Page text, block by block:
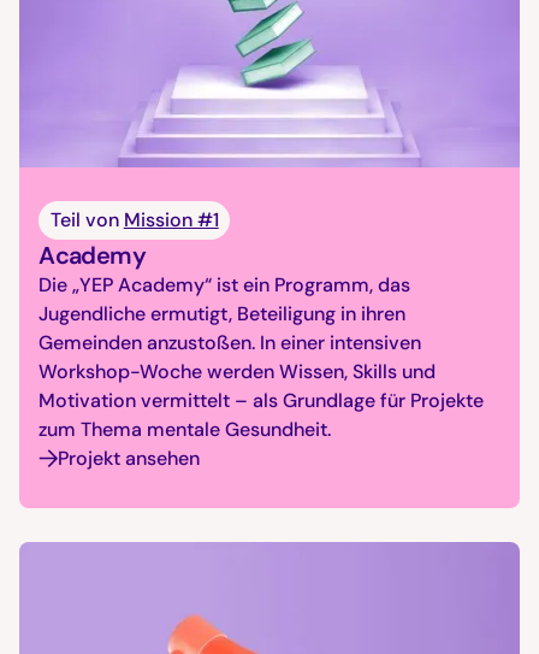
Teil von Mission #1
Academy
Die „YEP Academy“ ist ein Programm, das
Jugendliche ermutigt, Beteiligung in ihren
Gemeinden anzustoßen. In einer intensiven
Workshop-Woche werden Wissen, Skills und
Motivation vermittelt – als Grundlage für Projekte
zum Thema mentale Gesundheit.
Projekt ansehen